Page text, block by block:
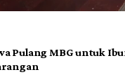
Pulang MBG untuk